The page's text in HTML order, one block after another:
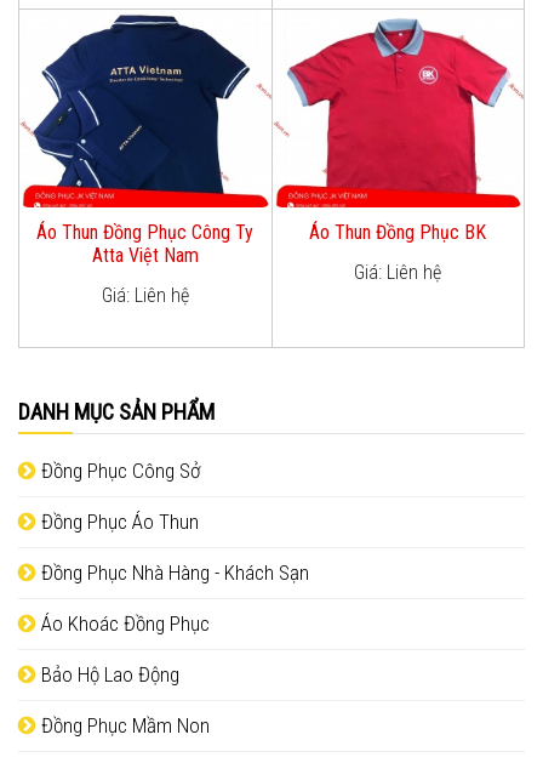
DANH MỤC SẢN PHẨM
Đồng Phục Công Sở
Đồng Phục Áo Thun
Đồng Phục Nhà Hàng - Khách Sạn
Áo Khoác Đồng Phục
Bảo Hộ Lao Động
Đồng Phục Mầm Non
Áo Thun Đồng Phục Công Ty
Atta Việt Nam
Giá: Liên hệ
Áo Thun Đồng Phục BK
Giá: Liên hệ